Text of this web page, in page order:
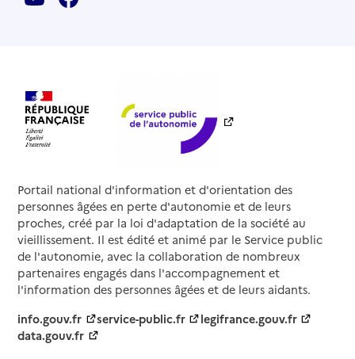
Portail national d'information et d'orientation des
personnes âgées en perte d'autonomie et de leurs
proches, créé par la loi d'adaptation de la société au
vieillissement. Il est édité et animé par le Service public
de l'autonomie, avec la collaboration de nombreux
partenaires engagés dans l'accompagnement et
l'information des personnes âgées et de leurs aidants.
info.gouv.fr
service-public.fr
legifrance.gouv.fr
data.gouv.fr